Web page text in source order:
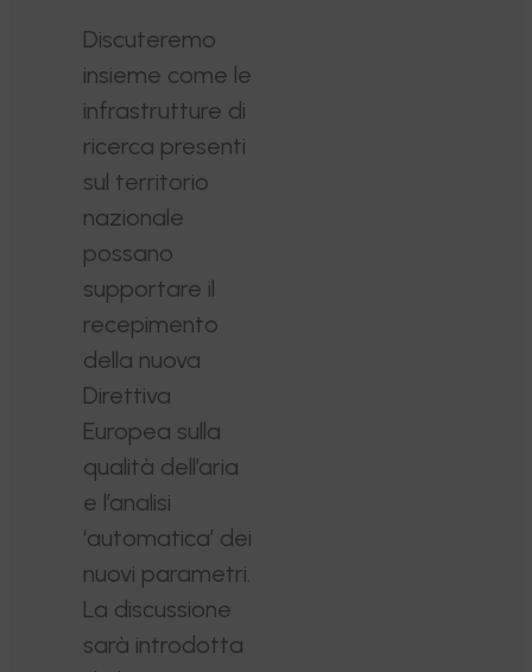
Discuteremo
insieme come le
infrastrutture di
ricerca presenti
sul territorio
nazionale
possano
supportare il
recepimento
della nuova
Direttiva
Europea sulla
qualità dell’aria
e l’analisi
‘automatica’ dei
nuovi parametri.
La discussione
sarà introdotta